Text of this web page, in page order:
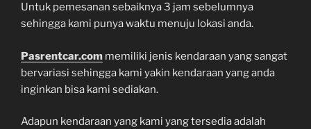
Untuk pemesanan sebaiknya 3 jam sebelumnya
sehingga kami punya waktu menuju lokasi anda.
Pasrentcar.com memiliki jenis kendaraan yang sangat
bervariasi sehingga kami yakin kendaraan yang anda
inginkan bisa kami sediakan.
Adapun kendaraan yang kami yang tersedia adalah